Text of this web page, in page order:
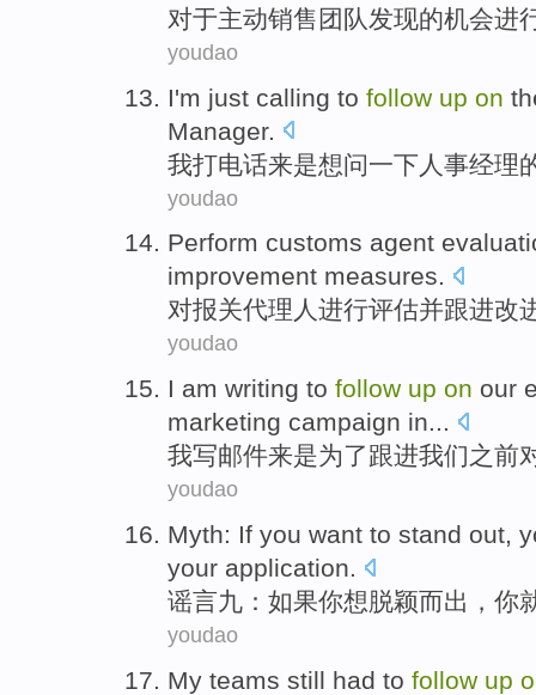
对于主动销售 团队发现的机会进
youdao
I'm just calling to follow up on
Manager.
我打电话来是想问一下 人事经理
youdao
Perform customs agent
improvement measures.
对报关代理人 进行评估并跟进改
youdao
I am writing to follow up on our
marketing campaign in...
我写邮件来是为了跟进我们之前
youdao
Myth: If you want to stand out,
your application.
谣言九 ： 如果你想脱颖而出 ，你
youdao
My teams still had to follow up